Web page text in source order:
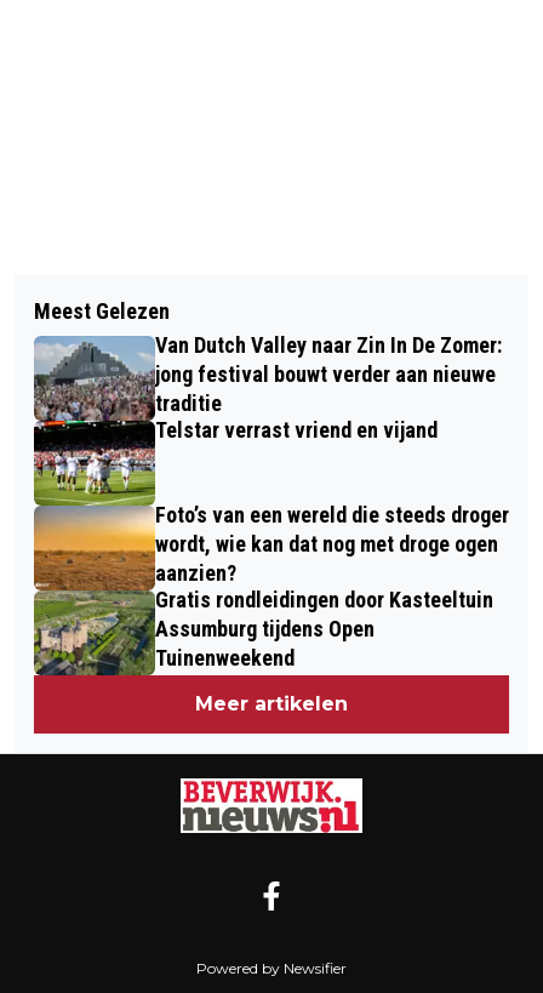
SNEEUW EN GLADHEID ZORGEN VOOR
FORSE VERTRAGINGEN, LANGE FILE
OP A9
JORDEN VAN FOREEST RAAKT
ACHTEROP BIJ ABDOESATTOROV IN
TATA STEEL CHESS
Meest Gelezen
Van Dutch Valley naar Zin In De Zomer:
jong festival bouwt verder aan nieuwe
traditie
Telstar verrast vriend en vijand
Foto’s van een wereld die steeds droger
wordt, wie kan dat nog met droge ogen
aanzien?
Gratis rondleidingen door Kasteeltuin
Assumburg tijdens Open
Tuinenweekend
Meer artikelen
Powered by Newsifier